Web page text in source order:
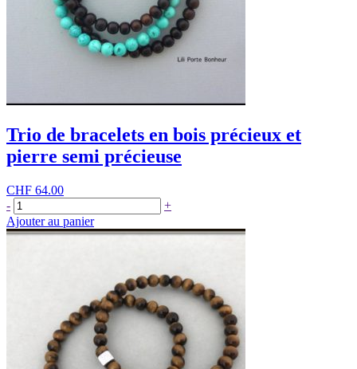
Trio de bracelets en bois précieux et
pierre semi précieuse
CHF 64.00
- quantité
de
Trio
précieuse
+
Ajouter au panier